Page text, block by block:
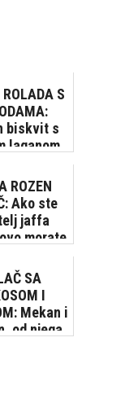
S
biskvit s
laganom
ROZEN
Ako ste
jaffa
morate
SA
I
Mekan i
od njega